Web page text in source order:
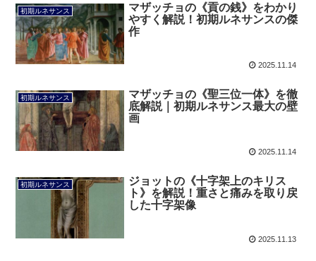
初期ルネサンス
マザッチョの《貢の銭》をわかり
やすく解説！初期ルネサンスの傑
作
2025.11.14
初期ルネサンス
マザッチョの《聖三位一体》を徹
底解説｜初期ルネサンス最大の壁
画
2025.11.14
初期ルネサンス
ジョットの《十字架上のキリス
ト》を解説！重さと痛みを取り戻
した十字架像
2025.11.13